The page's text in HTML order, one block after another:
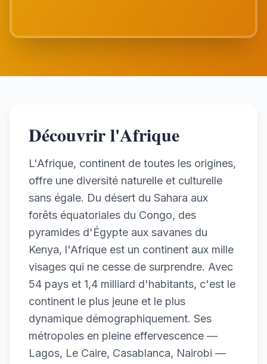
Découvrir l'Afrique
L'Afrique, continent de toutes les origines,
offre une diversité naturelle et culturelle
sans égale. Du désert du Sahara aux
forêts équatoriales du Congo, des
pyramides d'Égypte aux savanes du
Kenya, l'Afrique est un continent aux mille
visages qui ne cesse de surprendre. Avec
54 pays et 1,4 milliard d'habitants, c'est le
continent le plus jeune et le plus
dynamique démographiquement. Ses
métropoles en pleine effervescence —
Lagos, Le Caire, Casablanca, Nairobi —